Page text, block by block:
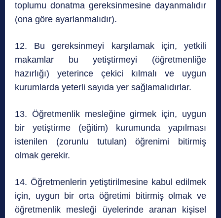
toplumu donatma gereksinmesine dayanmalıdır
(ona göre ayarlanmalıdır).
12. Bu gereksinmeyi karşılamak için, yetkili
makamlar bu yetiştirmeyi (öğretmenliğe
hazırlığı) yeterince çekici kılmalı ve uygun
kurumlarda yeterli sayıda yer sağlamalıdırlar.
13. Öğretmenlik mesleğine girmek için, uygun
bir yetiştirme (eğitim) kurumunda yapılması
istenilen (zorunlu tutulan) öğrenimi bitirmiş
olmak gerekir.
14. Öğretmenlerin yetiştirilmesine kabul edilmek
için, uygun bir orta öğretimi bitirmiş olmak ve
öğretmenlik mesleği üyelerinde aranan kişisel